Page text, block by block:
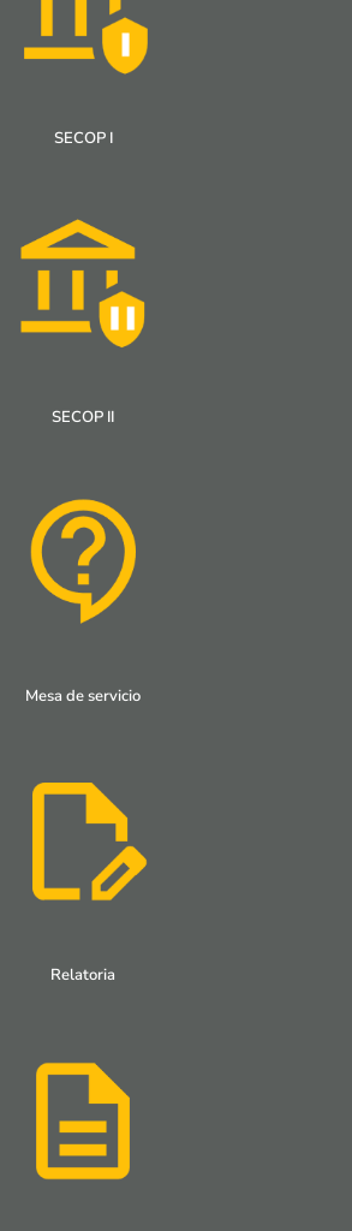
SECOP I
SECOP II
Mesa de servicio
Relatoria